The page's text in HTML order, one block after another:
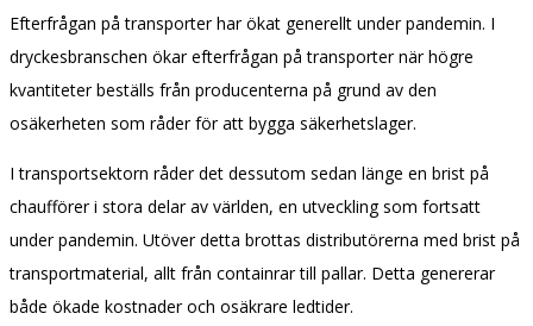
Efterfrågan på transporter har ökat generellt under pandemin. I
dryckesbranschen ökar efterfrågan på transporter när högre
kvantiteter beställs från producenterna på grund av den
osäkerheten som råder för att bygga säkerhetslager.
I transportsektorn råder det dessutom sedan länge en brist på
chaufförer i stora delar av världen, en utveckling som fortsatt
under pandemin. Utöver detta brottas distributörerna med brist på
transportmaterial, allt från containrar till pallar. Detta genererar
både ökade kostnader och osäkrare ledtider.